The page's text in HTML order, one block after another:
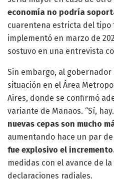
economía no podría
cuarentena estricta del tipo
implementó en marzo de
sostuvo en una entrevista
Sin embargo, al
situación en el Área
Aires, donde se confirmó
variante de Manaos. “Sí,
nuevas cepas son mucho
aumentando hace un par
fue explosivo el
medidas con el avance de
declaraciones radiales.